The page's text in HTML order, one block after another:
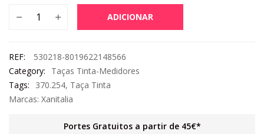
ADICIONAR
REF:
530218-8019622148566
Category:
Taças Tinta-Medidores
Tags:
370.254, Taça Tinta
Marcas: Xanitalia
Portes Gratuitos a partir de 45€*